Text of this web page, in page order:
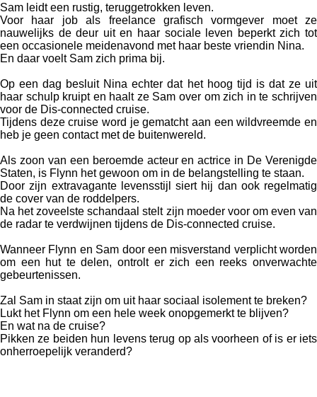
Sam leidt een rustig, teruggetrokken leven.
Voor haar job als freelance grafisch vormgever moet ze
nauwelijks de deur uit en haar sociale leven beperkt zich tot
een occasionele meidenavond met haar beste vriendin Nina.
En daar voelt Sam zich prima bij.
Op een dag besluit Nina echter dat het hoog tijd is dat ze uit
haar schulp kruipt en haalt ze Sam over om zich in te schrijven
voor de Dis-connected cruise.
Tijdens deze cruise word je gematcht aan een wildvreemde en
heb je geen contact met de buitenwereld.
Als zoon van een beroemde acteur en actrice in De Verenigde
Staten, is Flynn het gewoon om in de belangstelling te staan.
Door zijn extravagante levensstijl siert hij dan ook regelmatig
de cover van de roddelpers.
Na het zoveelste schandaal stelt zijn moeder voor om even van
de radar te verdwijnen tijdens de Dis-connected cruise.
Wanneer Flynn en Sam door een misverstand verplicht worden
om een hut te delen, ontrolt er zich een reeks onverwachte
gebeurtenissen.
Zal Sam in staat zijn om uit haar sociaal isolement te breken?
Lukt het Flynn om een hele week onopgemerkt te blijven?
En wat na de cruise?
Pikken ze beiden hun levens terug op als voorheen of is er iets
onherroepelijk veranderd?